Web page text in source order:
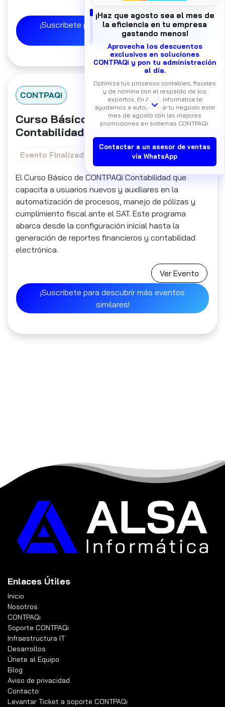
¡Suscribete para descubrir más eventos
similares!
CONTPAQi
Curso Básico CONTPAQi
Contabilidad
Evento Finalizado
El Curso Básico de CONTPAQi Contabilidad que
capacita a usuarios nuevos y auxiliares en la
automatización de procesos, manejo de pólizas y
cumplimiento fiscal ante el SAT. Este programa
abarca desde la configuración inicial hasta la
generación de reportes financieros y contabilidad
electrónica.
Ver Evento
¡Suscribete para descubrir más eventos
similares!
Enlaces Útiles
Inicio
Nosotros
CONTPAQi
Soporte CONTPAQi
Infraestructura IT
Desarrollos
Únete al Equipo
Blog
Aviso de privacidad
Contacto
Levantar Ticket a soporte CONTPAQi
¡Haz que agosto sea el mes de
la eficiencia en tu empresa
gastando menos!
Aprovecha los descuentos
exclusivos en soluciones
CONTPAQi y pon tu administración
al día.
Optimiza tus procesos contables, fiscales
y de nómina con el respaldo de los
expertos. En ALSA Informática te
ayudamos a automatizar tu negocio este
mes de agosto con las mejores
promociones en sistemas CONTPAQi.
Contactar a un asesor de ventas
vía WhatsApp